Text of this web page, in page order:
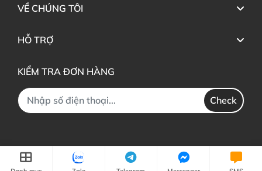
VỀ CHÚNG TÔI
HỖ TRỢ
KIỂM TRA ĐƠN HÀNG
Check